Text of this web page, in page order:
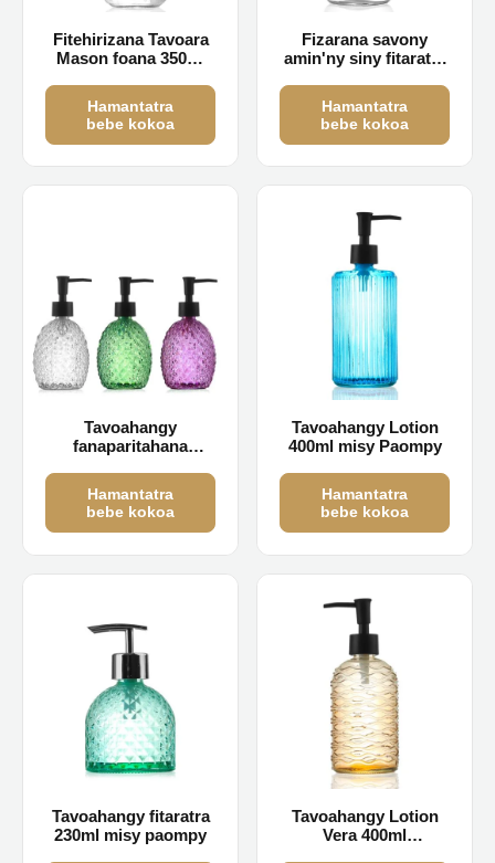
Fitehirizana Tavoara
Mason foana 350ml
Hamantatra
bebe kokoa
Fizarana savony
amin'ny siny fitaratra
Hamantatra
bebe kokoa
Tavoahangy
fanaparitahana
Hamantatra
bebe kokoa
Tavoahangy Lotion
400ml misy Paompy
Hamantatra
bebe kokoa
Tavoahangy fitaratra
230ml misy paompy
Tavoahangy Lotion
Vera 400ml